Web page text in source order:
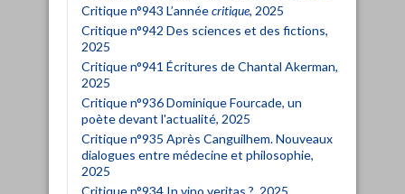
Critique n°943 L’annéecritique, 2025
Critique n°942 Des sciences et des fictions,
2025
Critique n°941 Écritures de Chantal Akerman,
2025
Critique n°936 Dominique Fourcade, un
poète devant l'actualité, 2025
Critique n°935 Après Canguilhem. Nouveaux
dialogues entre médecine et philosophie,
2025
Critique n°934 In vino veritas ?, 2025